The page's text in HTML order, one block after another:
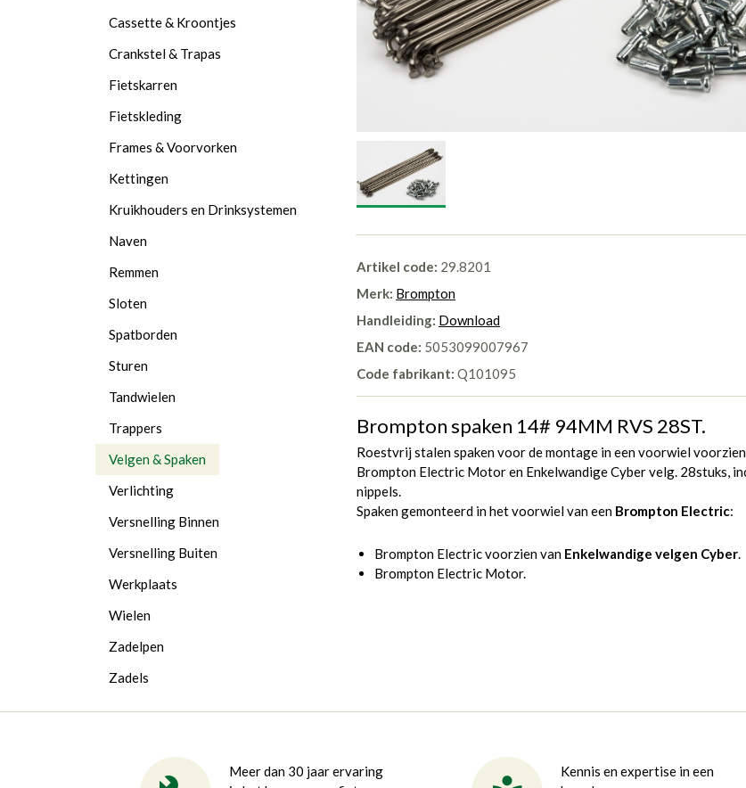
Artikel code: 29.8201
Merk: Brompton
Handleiding: Download
EAN code: 5053099007967
Code fabrikant: Q101095
Brompton spaken 14# 94MM RVS 28ST.
Roestvrij stalen spaken voor de montage in een voorwiel
Brompton Electric Motor en Enkelwandige Cyber velg. 28stuks,
nippels.
Spaken gemonteerd in het voorwiel van een Brompton Electric:
Brompton Electric voorzien van Enkelwandige velgen Cyber.
Brompton Electric Motor.
Cassette & Kroontjes
Crankstel & Trapas
Fietskarren
Fietskleding
Frames & Voorvorken
Kettingen
Kruikhouders en Drinksystemen
Naven
Remmen
Sloten
Spatborden
Sturen
Tandwielen
Trappers
Velgen & Spaken
Verlichting
Versnelling Binnen
Versnelling Buiten
Werkplaats
Wielen
Zadelpen
Zadels
Meer dan 30 jaar ervaring
Kennis en expertise in een